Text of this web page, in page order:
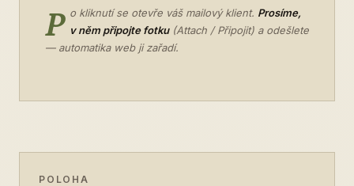
P o kliknutí se otevře váš mailový klient. Prosíme,
v něm připojte fotku(Attach / Připojit) a odešlete
— automatika web ji zařadí.
POLOHA